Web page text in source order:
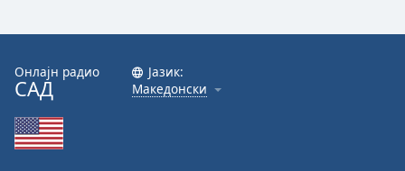
Font
Family
Онлајн радио
САД
Јазик:
Македонски